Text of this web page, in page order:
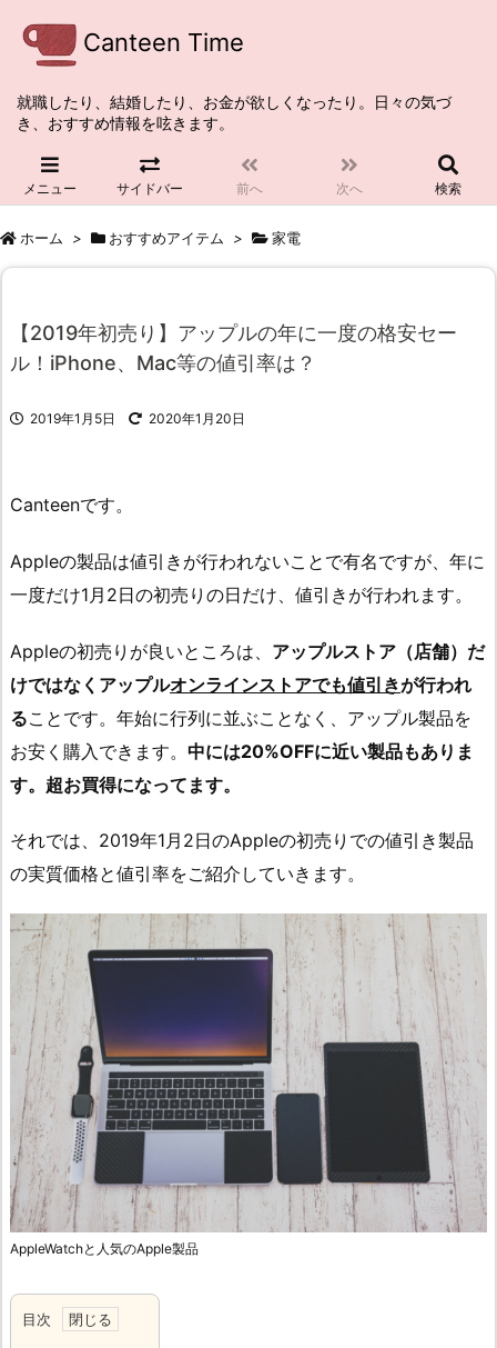
Canteen Time
就職したり、結婚したり、お金が欲しくなったり。日々の気づ
き、おすすめ情報を呟きます。
メニュー サイドバー 前へ 次へ 検索
ホーム > おすすめアイテム > 家電
【2019年初売り】アップルの年に一度の格安セー
ル！iPhone、Mac等の値引率は？
2019年1月5日 2020年1月20日
Canteenです。
Appleの製品は値引きが行われないことで有名ですが、年に
一度だけ1月2日の初売りの日だけ、値引きが行われます。
Appleの初売りが良いところは、 アップルストア（店舗）だ
けではなくアップルオンラインストアでも値引きが行われ
ることです。年始に行列に並ぶことなく、アップル製品を
お安く購入できます。 中には20%OFFに近い製品もありま
す。超お買得になってます。
それでは、2019年1月2日のAppleの初売りでの値引き製品
の実質価格と値引率をご紹介していきます。
AppleWatchと人気のApple製品
目次